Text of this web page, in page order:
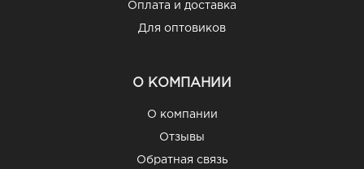
Оплата и доставка
Для оптовиков
О КОМПАНИИ
О компании
Отзывы
Обратная связь